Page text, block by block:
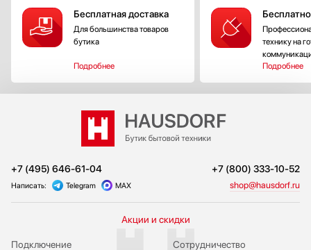
Бесплатная доставка
Для большинства товаров
бутика
Подробнее
технику на
Подробнее
+7 (495) 646-61-04 +7 (800) 333-10-52
Написать: Telegram MAX shop@hausdorf.ru
Акции и скидки
Подключение Сотрудничество